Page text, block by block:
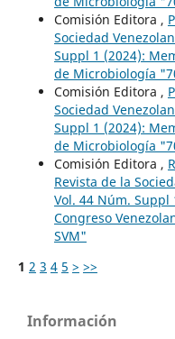
Comisión Editora ,
Sociedad
Suppl 1 (2024):
de Microbiología
Comisión Editora ,
Sociedad
Suppl 1 (2024):
de Microbiología
Comisión Editora ,
Revista de la
Vol. 44 Núm. Suppl
Congreso
SVM"
1 2 3 4 5 > >>
Información